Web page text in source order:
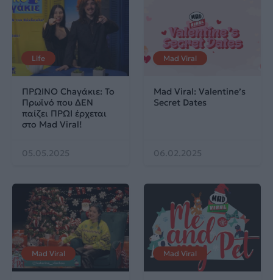
Life
ΠΡΩΙΝΟ Chaγάκιε: Το
Πρωϊνό που ΔΕΝ
παίζει ΠΡΩΙ έρχεται
στο Mad Viral!
05.05.2025
Mad Viral
Mad Viral: Valentine’s
Secret Dates
06.02.2025
Mad Viral Mad Viral